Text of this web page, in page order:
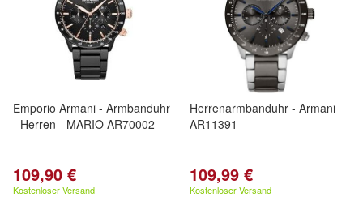
Emporio Armani - Armbanduhr
- Herren - MARIO AR70002
109,90 €
Kostenloser Versand
Herrenarmbanduhr - Armani
AR11391
109,99 €
Kostenloser Versand